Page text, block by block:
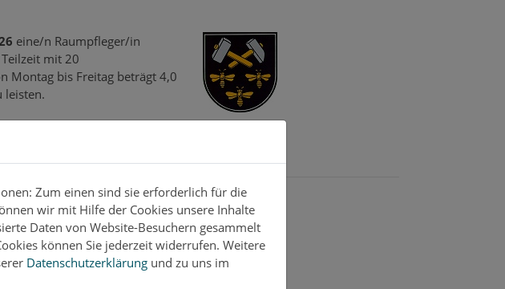
eine/n Raumpfleger/in
mit 20
Montag bis Freitag beträgt 4,0
leisten.
des Bürgermeisters
Zeitpunkteine/n
Zum einen sind sie erforderlich für die
wir mit Hilfe der Cookies unsere Inhalte
Daten von Website-Besuchern gesammelt
können Sie jederzeit widerrufen. Weitere
Datenschutzerklärung und zu uns im